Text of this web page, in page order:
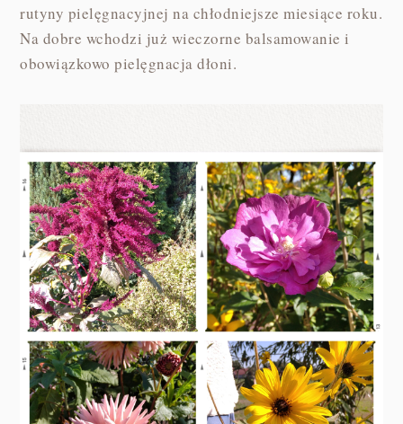
rutyny pielęgnacyjnej na chłodniejsze miesiące roku.
Na dobre wchodzi już wieczorne balsamowanie i
obowiązkowo pielęgnacja dłoni.